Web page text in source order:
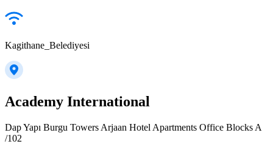
Kagithane_Belediyesi
Academy International
Dap Yapı Burgu Towers Arjaan Hotel Apartments Office Blocks A
/102